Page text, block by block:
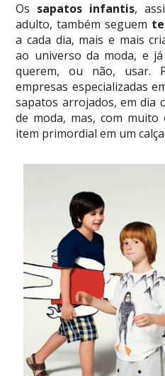
Os sapatos infantis,
adulto, também seguem
a cada dia, mais e mais
ao universo da moda, e
querem, ou não, usar.
empresas especializadas
sapatos arrojados, em dia
de moda, mas, com
item primordial em um